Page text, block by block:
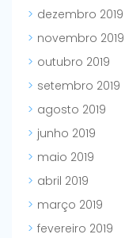
dezembro 2019
novembro 2019
outubro 2019
setembro 2019
agosto 2019
junho 2019
maio 2019
abril 2019
março 2019
fevereiro 2019